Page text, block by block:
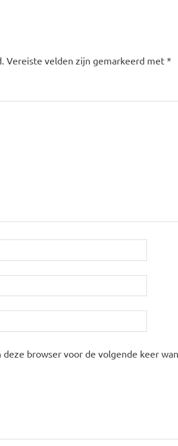
Vereiste velden zijn gemarkeerd met *
browser voor de volgende keer